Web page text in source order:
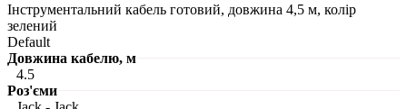
Інструментальний кабель готовий, довжина 4,5 м, колір
зелений
Default
Довжина кабелю, м
4.5
Роз'єми